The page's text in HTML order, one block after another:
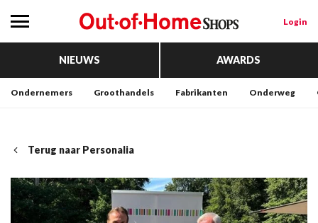
Login
NIEUWS AWARDS
Ondernemers Groothandels Fabrikanten Onderweg
Terug naar Personalia